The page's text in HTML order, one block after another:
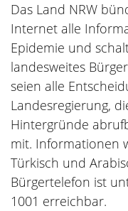
Das Land NRW
Internet alle
Epidemie und
landesweites
seien alle
Landesregierung,
Hintergründe
mit. Informationen
Türkisch und
Bürgertelefon ist
1001 erreichbar.